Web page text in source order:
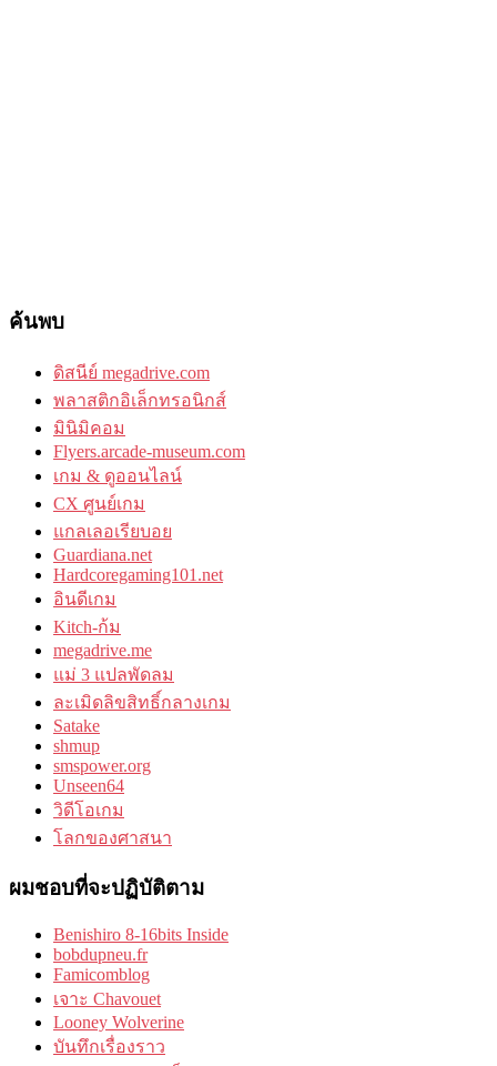
ค้นพบ
ดิสนีย์ megadrive.com
พลาสติกอิเล็กทรอนิกส์
มินิมิคอม
Flyers.arcade-museum.com
เกม & ดูออนไลน์
CX ศูนย์เกม
แกลเลอเรียบอย
Guardiana.net
Hardcoregaming101.net
อินดีเกม
Kitch-ก้ม
megadrive.me
แม่ 3 แปลพัดลม
ละเมิดลิขสิทธิ์กลางเกม
Satake
shmup
smspower.org
Unseen64
วิดีโอเกม
โลกของศาสนา
ผมชอบที่จะปฏิบัติตาม
Benishiro 8-16bits Inside
bobdupneu.fr
Famicomblog
เจาะ Chavouet
Looney Wolverine
บันทึกเรื่องราว